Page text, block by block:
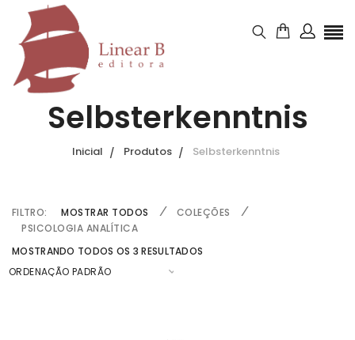
Selbsterkenntnis
Inicial Produtos Selbsterkenntnis
FILTRO: MOSTRAR TODOS
COLEÇÕES
PSICOLOGIA ANALÍTICA
MOSTRANDO TODOS OS 3 RESULTADOS